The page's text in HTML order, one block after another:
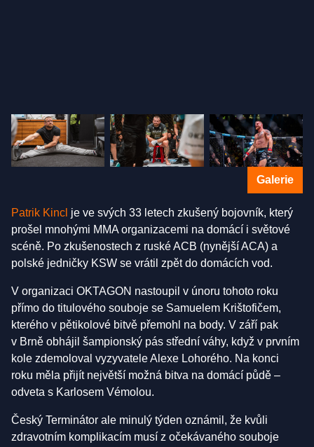
Galerie
Patrik Kincl je ve svých 33 letech zkušený bojovník, který
prošel mnohými MMA organizacemi na domácí i světové
scéně. Po zkušenostech z ruské ACB (nynější ACA) a
polské jedničky KSW se vrátil zpět do domácích vod.
V organizaci OKTAGON nastoupil v únoru tohoto roku
přímo do titulového souboje se Samuelem Krištofičem,
kterého v pětikolové bitvě přemohl na body. V září pak
v Brně obhájil šampionský pás střední váhy, když v prvním
kole zdemoloval vyzyvatele Alexe Lohorého. Na konci
roku měla přijít největší možná bitva na domácí půdě –
odveta s Karlosem Vémolou.
Český Terminátor ale minulý týden oznámil, že kvůli
zdravotním komplikacím musí z očekávaného souboje